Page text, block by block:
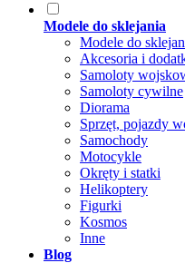
Modele do sklejania
Modele do
Akcesoria i
Samoloty
Samoloty cywilne
Diorama
Sprzęt, pojazdy
Samochody
Motocykle
Okręty i statki
Helikoptery
Figurki
Kosmos
Inne
Blog